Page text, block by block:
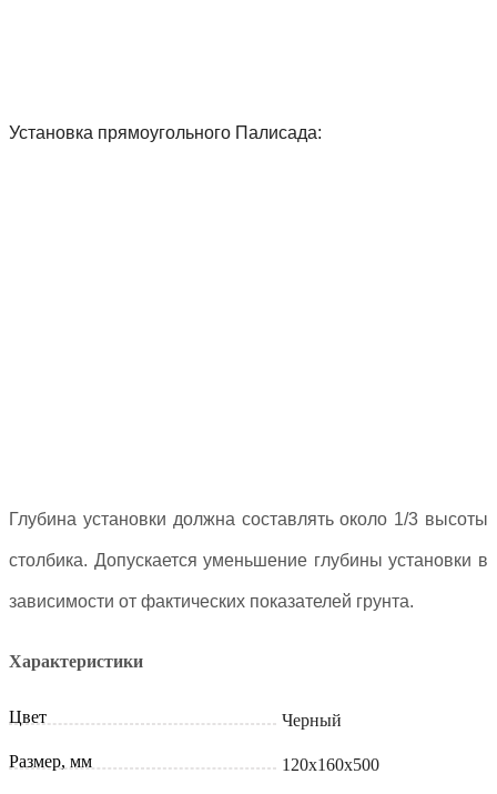
Установка прямоугольного Палисада:
Глубина установки должна составлять около 1/3 высоты
столбика. Допускается уменьшение глубины установки в
зависимости от фактических показателей грунта.
Характеристики
Цвет Черный
Размер, мм 120х160х500